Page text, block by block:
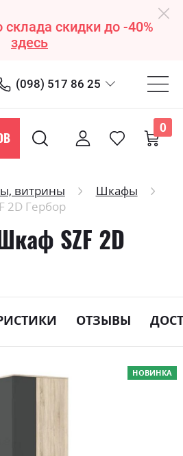
скидки до -40%
здесь
(098) 517 86 25
0
витрины
Шкафы
2D Гербор
SZF 2D
ОТЗЫВЫ
НОВИНКА